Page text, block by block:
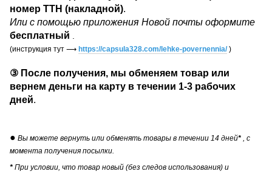
номер ТТН (накладной).
Или с помощью приложения Новой почты оформите
бесплатный
(инструкция тут ⟶ https://capsula328.com/lehke-povernennia/)
③ После получения, мы обменяем товар или
вернем деньги на карту в течении 1-3 рабочих
дней.
● Вы можете вернуть или обменять товары в течении 14 дней* , с
момента получения посылки.
* При условии, что товар новый (без следов использования) и